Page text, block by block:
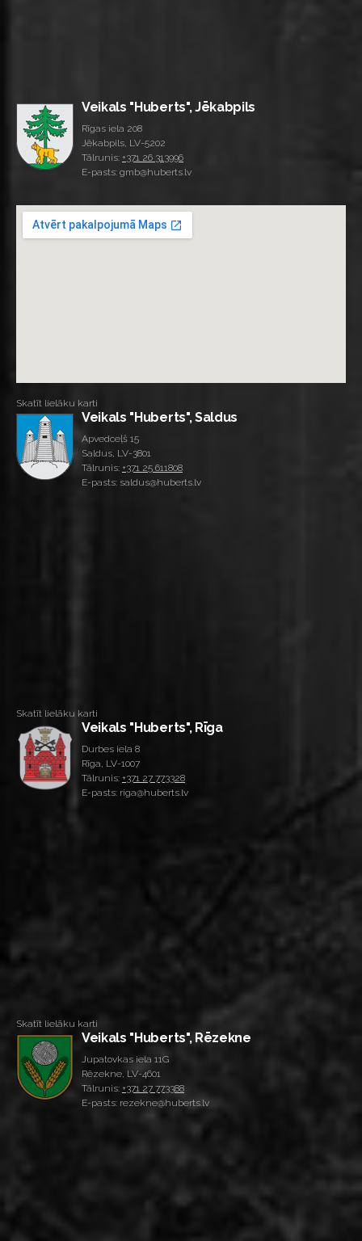
Veikals "Huberts", Jēkabpils
Rīgas iela 208
Jēkabpils, LV-5202
Tālrunis: +371 26 313996
E-pasts: gmb@huberts.lv
Skatīt lielāku karti
Veikals "Huberts", Saldus
Apvedceļš 15
Saldus, LV-3801
Tālrunis: +371 25 611808
E-pasts: saldus@huberts.lv
Skatīt lielāku karti
Veikals "Huberts", Rīga
Durbes iela 8
Rīga, LV-1007
Tālrunis: +371 27 773328
E-pasts: riga@huberts.lv
Skatīt lielāku karti
Veikals "Huberts", Rēzekne
Jupatovkas iela 11G
Rēzekne, LV-4601
Tālrunis: +371 27 773388
E-pasts: rezekne@huberts.lv